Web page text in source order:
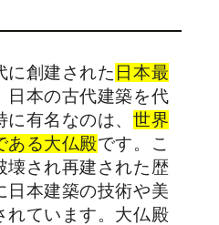
に創建された 日本最
日本の古代建築を代
に有名なのは、世界
ある大仏殿です。こ
壊され再建された歴
日本建築の技術や美
れています。大仏殿